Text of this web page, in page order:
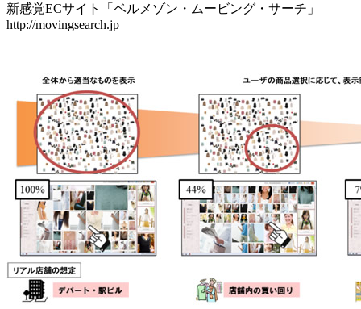
新感覚ECサイト「ベルメゾン・ムービング・サーチ」
http://movingsearch.jp